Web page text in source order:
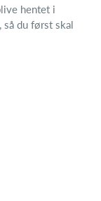
hentet i
du først skal